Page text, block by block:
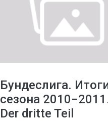
Бундеслига.
сезона
Der dritte Teil